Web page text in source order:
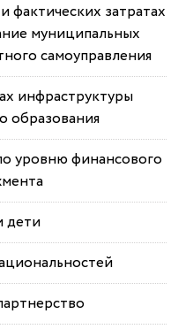
фактических затратах
муниципальных
самоуправления
инфраструктуры
образования
уровню финансового
дети